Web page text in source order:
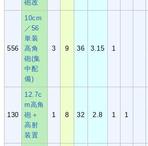
砲改
556
10cm
／56
単装
高角
砲(集
中配
備)
3 9 36 3.15 1
130
12.7c
m高角
砲＋
高射
装置
1 8 32 2.8 1 1